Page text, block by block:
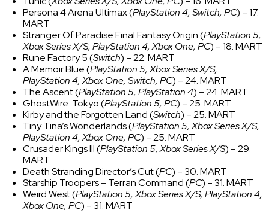
Persona 4 Arena Ultimax (PlayStation 4, Switch, PC) – 17.
MART
Stranger Of Paradise Final Fantasy Origin (PlayStation 5,
Xbox Series X/S, PlayStation 4, Xbox One, PC) – 18. MART
Rune Factory 5 (Switch) – 22. MART
A Memoir Blue (PlayStation 5, Xbox Series X/S,
PlayStation 4, Xbox One, Switch, PC) – 24. MART
The Ascent (PlayStation 5, PlayStation 4) – 24. MART
GhostWire: Tokyo (PlayStation 5, PC) – 25. MART
Kirby and the Forgotten Land (Switch) – 25. MART
Tiny Tina’s Wonderlands (PlayStation 5, Xbox Series X/S,
PlayStation 4, Xbox One, PC) – 25. MART
Crusader Kings III (PlayStation 5, Xbox Series X/S) – 29.
MART
Death Stranding Director’s Cut (PC) – 30. MART
Starship Troopers – Terran Command (PC) – 31. MART
Weird West (PlayStation 5, Xbox Series X/S, PlayStation 4,
Xbox One, PC) – 31. MART